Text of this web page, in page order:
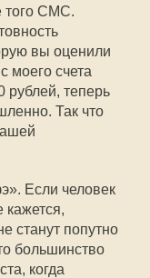
того СМС.
вы оценили
моего счета
рублей, теперь
Так что
Если человек
кажется,
станут попутно
большинство
когда